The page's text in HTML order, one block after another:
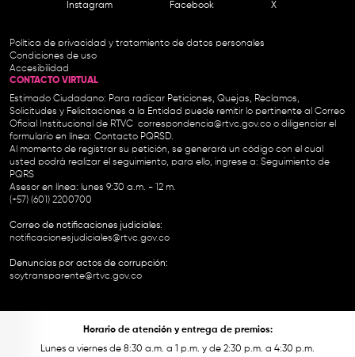
Instagram Facebook X
Política de privacidad y tratamiento de datos personales
Condiciones de uso
Accesibilidad
CONTACTO VIRTUAL
Estimado Ciudadano: Para radicar Peticiones, Quejas, Reclamos,
Solicitudes y Felicitaciones a la Entidad puede remitir lo pertinente al Correo
Oficial Institucional de RTVC correspondencia@rtvc.gov.co o diligenciar el
formulario en línea: Contacto PQRSD.
Al momento de registrar su petición, se generará un código con el cual
usted podrá realizar el seguimiento, para ello, ingrese a: Seguimiento de
PQRS
Asesor en línea: lunes 9:30 a.m. - 12 m.
(+57) (601) 2200700
Correo de notificaciones judiciales:
notificacionesjudiciales@rtvc.gov.co
Denuncias por actos de corrupción:
soytransparente@rtvc.gov.co
Horario de atención y entrega de premios:
Lunes a viernes de 8:30 a.m. a 1 p.m. y de 2:30 p.m. a 4:30 p.m.